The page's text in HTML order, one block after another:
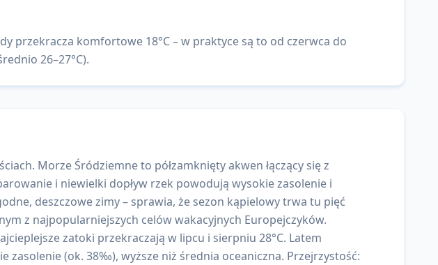
przekracza komfortowe 18°C – w praktyce są to od czerwca do
26–27°C).
Morze Śródziemne to półzamknięty akwen łączący się z
i niewielki dopływ rzek powodują wysokie zasolenie i
deszczowe zimy – sprawia, że sezon kąpielowy trwa tu pięć
z najpopularniejszych celów wakacyjnych Europejczyków.
zatoki przekraczają w lipcu i sierpniu 28°C. Latem
zasolenie (ok. 38‰), wyższe niż średnia oceaniczna. Przejrzystość: